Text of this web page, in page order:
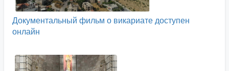
Документальный фильм о викариате доступен
онлайн